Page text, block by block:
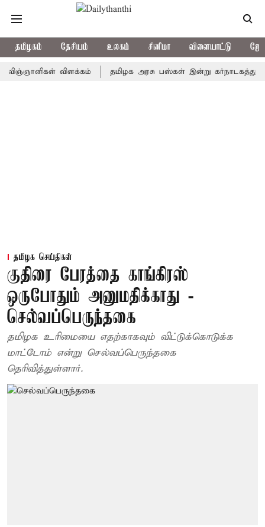
தமிழகம் தேசியம் உலகம் சினிமா விளையாட்டு
விளக்கம் தமிழக அரசு பஸ்கள் இன்று கர்நாடகத்துக்கு
தமிழக செய்திகள்
குதிரை பேரத்தை காங்கிரஸ்
ஒருபோதும் அனுமதிக்காது -
செல்வப்பெருந்தகை
தமிழக உரிமையை எதற்காகவும் விட்டுக்கொடுக்க
மாட்டோம் என்று செல்வப்பெருந்தகை
தெரிவித்துள்ளார்.